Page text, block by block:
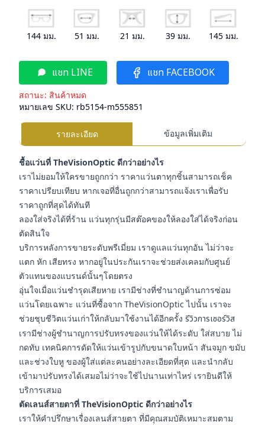
144 มม. 51 มม. 21 มม. 39มม. 145มม.
แชท LINE แชท FACEBOOK
สถานะ: สินค้าหมด
หมายเลข SKU: rb5154-m555851
รายละเอียด ข้อมูลเพิ่มเติม
ชื้อแว่นที่ TheVisionOptic ดีกว่าอย่างไร
เราไม่ยอมให้ใครขายถูกกว่า ราคาแว่นตาทุกชิ้นสามารถเช็ค
ราคาเปรียบเทียบ หากเจอที่อื่นถูกกว่าสามารถแจ้งเราเพื่อรับ
ราคาถูกที่สุดได้ทันที
ลองใส่จริงได้ที่ร้าน แว่นทุกรุ่นมีสต๊อคของให้ลองใส่ได้จริงก่อน
ตัดสินใจ
บริการหลังการขายระดับพรีเมี่ยม เราดูแลแว่นทุกอัน ไม่ว่าจะ
แตก หัก เสียทรง หากอยู่ในประกันเราจะช่วยส่งเคลมกับศูนย์
ตัวแทนของแบรนด์นั้นๆโดยตรง
อุ่นใจเมื่อแว่นชำรุดเสียหาย เรามีช่างที่ชำนาญด้านการซ่อม
แว่นโดยเฉพาะ แว่นที่ซื้อจาก TheVisionOptic ไปนั้น เราจะ
ช่วยชุบชีวิตแว่นเก่าให้กลับมาใช้งานได้อีกครั้ง รีวิวการเซอร์วิส
เรามีช่างผู้ชำนาญการปรับทรงของแว่นให้ได้ระดับ ใส่สบาย ไม่
กดทับ เทคนิคการดัดให้แว่นเข้ารูปกับขนาดใบหน้า สันจมูก ขมับ
และช่วงใบหู ของผู้ใส่แต่ละคนอย่างละเอียดที่สุด และนำกลับ
เข้ามาปรับทรงได้เสมอไม่ว่าจะใช้ไปนานเท่าไหร่ เรายินดีให้
บริการเสมอ
ตัดเลนส์สายตาที่ TheVisionOptic ดีกว่าอย่างไร
เราให้คำปรึกษาเรื่องเลนส์สายตา ที่มีคุณสมบัติเหมาะสมตาม